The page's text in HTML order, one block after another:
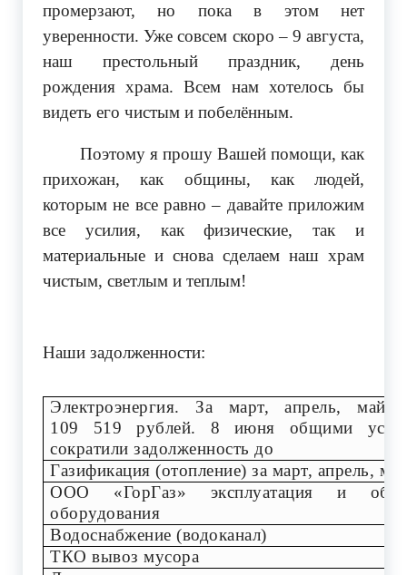
промерзают, но пока в этом нет
уверенности. Уже совсем скоро – 9 августа,
наш престольный праздник, день
рождения храма. Всем нам хотелось бы
видеть его чистым и побелённым.
Поэтому я прошу Вашей помощи, как
прихожан, как общины, как людей,
которым не все равно – давайте приложим
все усилия, как физические, так и
материальные и снова сделаем наш храм
чистым, светлым и теплым!
Наши задолженности:
Электроэнергия. За март, апрель, май
109 519 рублей. 8 июня общими
сократили задолженность до
Газификация (отопление) за март, апрель,
ООО «ГорГаз» эксплуатация и
оборудования
Водоснабжение (водоканал)
ТКО вывоз мусора